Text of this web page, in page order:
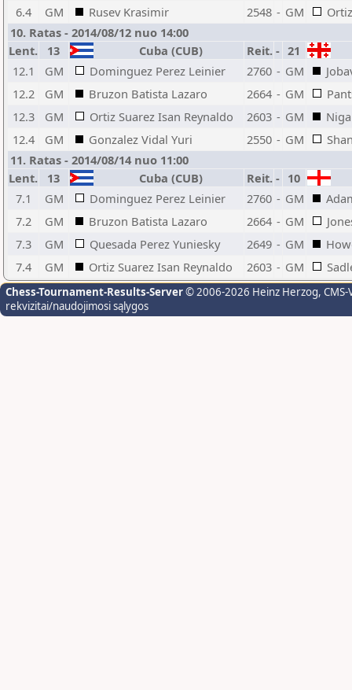
6.4
GM Rusev Krasimir 2548 - GM
10. Ratas - 2014/08/12 nuo 14:00
Lent.
13 Cuba (CUB) Reit. - 21
12.1
GM Dominguez Perez Leinier 2760 - GM
12.2
GM Bruzon Batista Lazaro 2664 - GM
12.3
GM Ortiz Suarez Isan Reynaldo 2603 - GM
12.4
GM Gonzalez Vidal Yuri 2550 - GM
11. Ratas - 2014/08/14 nuo 11:00
Lent.
13 Cuba (CUB) Reit. - 10
7.1
GM Dominguez Perez Leinier 2760 - GM
7.2
GM Bruzon Batista Lazaro 2664 - GM
7.3
GM Quesada Perez Yuniesky 2649 - GM
7.4
GM Ortiz Suarez Isan Reynaldo 2603 - GM
Chess-Tournament-Results-Server© 2006-2026 Heinz Herzog,
rekvizitai/naudojimosi sąlygos